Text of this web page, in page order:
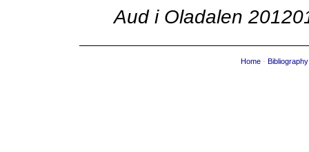
Aud i Oladalen
Home - Bibliography